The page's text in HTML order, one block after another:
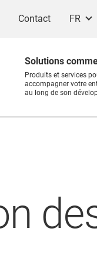
Contact FR
Solutions
Produits et services
accompagner votre
au long de son